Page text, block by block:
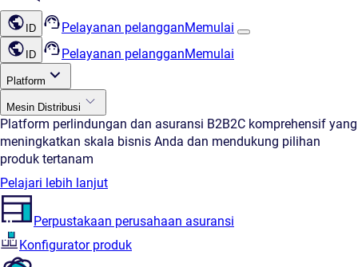
ID Pelayanan pelangganMemulai
ID Pelayanan pelangganMemulai
Platform
Mesin Distribusi
Platform perlindungan dan asuransi B2B2C komprehensif yang
meningkatkan skala bisnis Anda dan mendukung pilihan
produk tertanam
Pelajari lebih lanjut
Perpustakaan perusahaan asuransi
Konfigurator produk